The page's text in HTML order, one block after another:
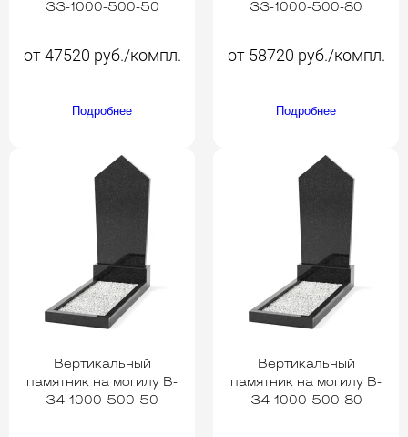
33-1000-500-50
от 47520 руб./компл.
Подробнее
33-1000-500-80
от 58720 руб./компл.
Подробнее
Вертикальный
памятник на могилу B-
34-1000-500-50
Вертикальный
памятник на могилу B-
34-1000-500-80